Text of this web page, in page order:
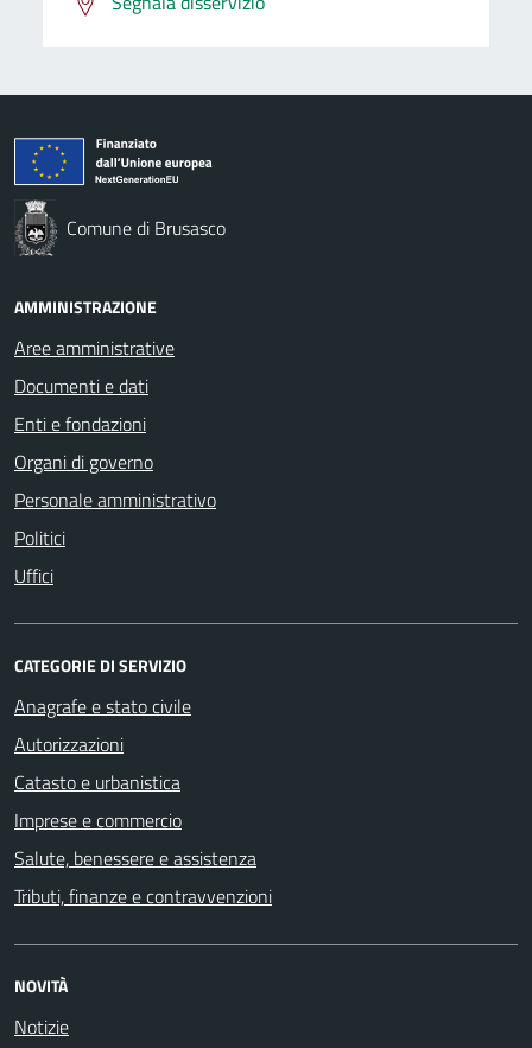
Comune di Brusasco
AMMINISTRAZIONE
Aree amministrative
Documenti e dati
Enti e fondazioni
Organi di governo
Personale amministrativo
Politici
Uffici
CATEGORIE DI SERVIZIO
Anagrafe e stato civile
Autorizzazioni
Catasto e urbanistica
Imprese e commercio
Salute, benessere e assistenza
Tributi, finanze e contravvenzioni
NOVITÀ
Notizie